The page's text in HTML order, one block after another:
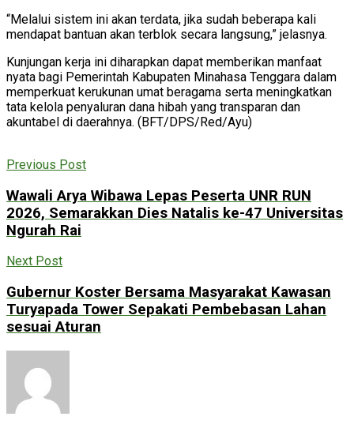
“Melalui sistem ini akan terdata, jika sudah beberapa kali
mendapat bantuan akan terblok secara langsung,” jelasnya.
Kunjungan kerja ini diharapkan dapat memberikan manfaat
nyata bagi Pemerintah Kabupaten Minahasa Tenggara dalam
memperkuat kerukunan umat beragama serta meningkatkan
tata kelola penyaluran dana hibah yang transparan dan
akuntabel di daerahnya. (BFT/DPS/Red/Ayu)
Previous Post
Wawali Arya Wibawa Lepas Peserta UNR RUN
2026, Semarakkan Dies Natalis ke-47 Universitas
Ngurah Rai
Next Post
Gubernur Koster Bersama Masyarakat Kawasan
Turyapada Tower Sepakati Pembebasan Lahan
sesuai Aturan